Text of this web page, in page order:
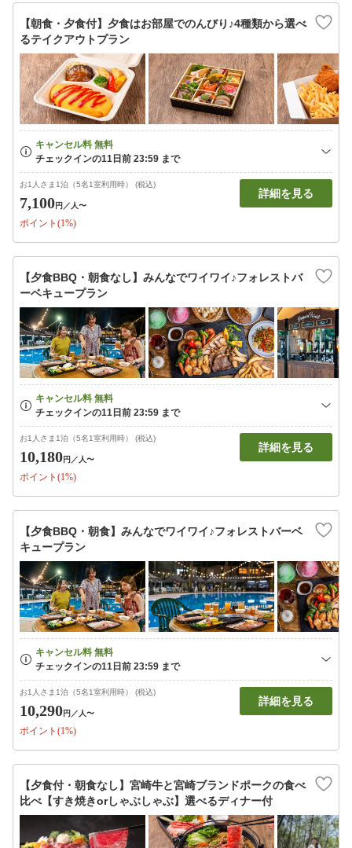
【朝食・夕食付】夕食はお部屋でのんびり♪4種類から選べ
るテイクアウトプラン
お1人さま1泊（5名1室利用時） (税込)
7,100円 ／人〜
ポイント(1%)
詳細を見る
【夕食BBQ・朝食なし】みんなでワイワイ♪フォレストバ
ーベキュープラン
お1人さま1泊（5名1室利用時） (税込)
10,180円 ／人〜
ポイント(1%)
詳細を見る
【夕食BBQ・朝食】みんなでワイワイ♪フォレストバーベ
キュープラン
お1人さま1泊（5名1室利用時） (税込)
10,290円 ／人〜
ポイント(1%)
詳細を見る
【夕食付・朝食なし】宮崎牛と宮崎ブランドポークの食べ
比べ【すき焼きorしゃぶしゃぶ】選べるディナー付